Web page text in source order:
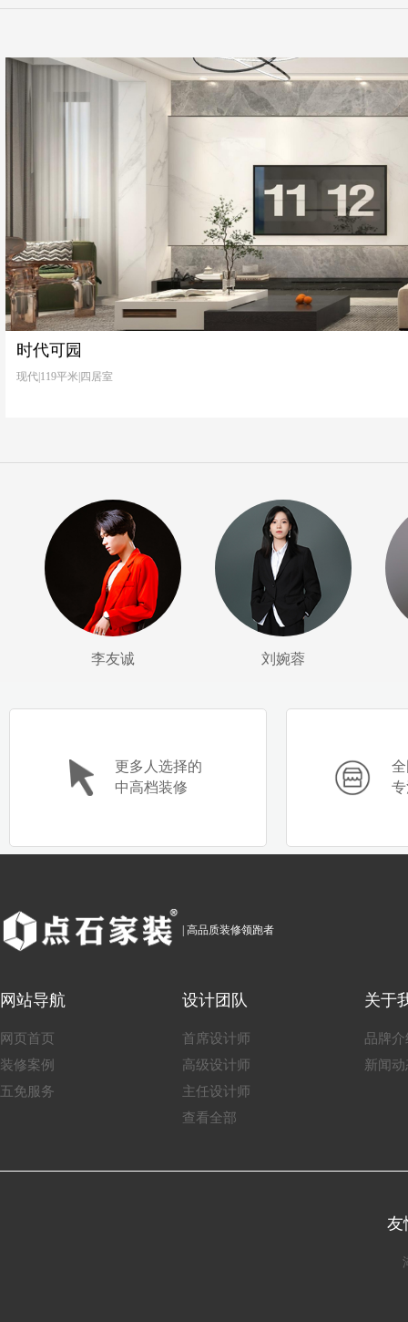
时代可园
现代|119平米|四居室
李友诚 刘婉蓉
赖作干
更多人选择的
中高档装修
| 高品质装修领跑者
网站导航
网页首页
装修案例
五免服务
设计团队
首席设计师
高级设计师
主任设计师
查看全部
关于
品牌介
新闻动
友